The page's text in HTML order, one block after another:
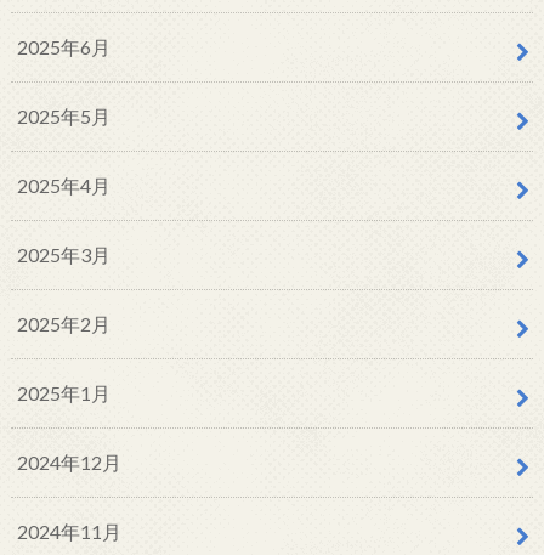
2025年6月
2025年5月
2025年4月
2025年3月
2025年2月
2025年1月
2024年12月
2024年11月